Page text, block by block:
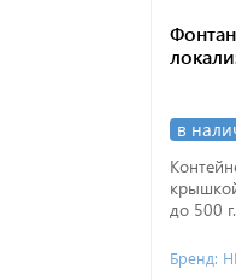
в
до 500
Бренд: